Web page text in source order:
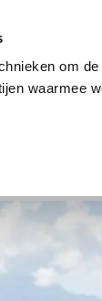
om
waarmee
tv